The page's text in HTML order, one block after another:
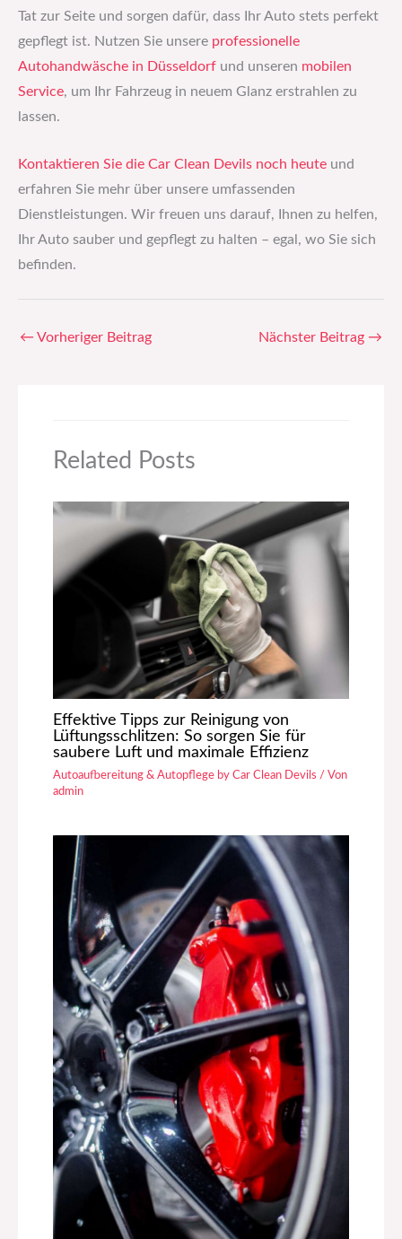
Tat zur Seite und sorgen dafür, dass Ihr Auto stets perfekt
gepflegt ist. Nutzen Sie unsere professionelle
Autohandwäsche in Düsseldorf und unseren mobilen
Service, um Ihr Fahrzeug in neuem Glanz erstrahlen zu
lassen.
Kontaktieren Sie die Car Clean Devils noch heute und
erfahren Sie mehr über unsere umfassenden
Dienstleistungen. Wir freuen uns darauf, Ihnen zu helfen,
Ihr Auto sauber und gepflegt zu halten – egal, wo Sie sich
befinden.
← Vorheriger Beitrag Nächster Beitrag →
Related Posts
Effektive Tipps zur Reinigung von
Lüftungsschlitzen: So sorgen Sie für
saubere Luft und maximale Effizienz
Autoaufbereitung & Autopflege by Car Clean Devils / Von
admin